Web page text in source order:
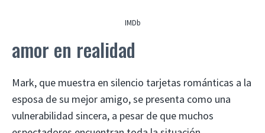
IMDb
amor en realidad
Mark, que muestra en silencio tarjetas románticas a la
esposa de su mejor amigo, se presenta como una
vulnerabilidad sincera, a pesar de que muchos